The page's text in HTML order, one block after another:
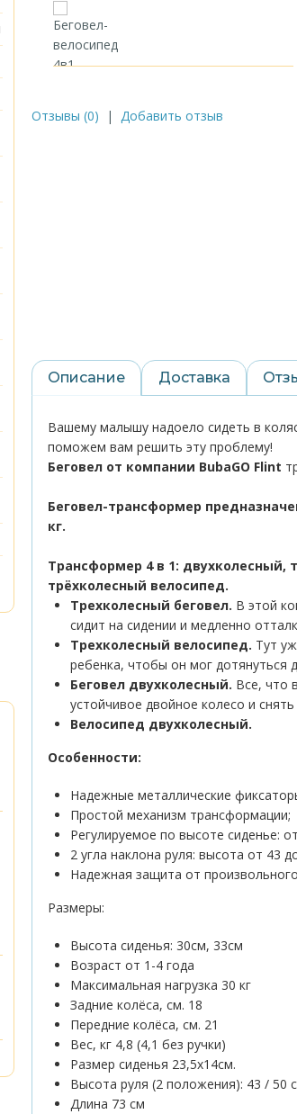
Отзывы (0) |Добавить отзыв
Описание Доставка
Вашему малышу надоело сидеть в
поможем вам решить эту проблему!
Беговел от компании BubaGO Flint
Беговел-трансформер
кг.
Трансформер 4 в 1: двухколесный,
трёхколесный велосипед.
Трехколесный беговел. В этой
сидит на сидении и медленно
Трехколесный велосипед. Тут
ребенка, чтобы он мог дотянуться
Беговел двухколесный. Все, что
устойчивое двойное колесо и
Велосипед двухколесный.
Особенности:
Надежные металлические
Простой механизм трансформации;
Регулируемое по высоте сиденье:
2 угла наклона руля: высота от 43
Надежная защита от
Размеры:
Высота сиденья: 30см, 33см
Возраст от 1-4 года
Максимальная нагрузка 30 кг
Задние колёса, см. 18
Передние колёса, см. 21
Вес, кг 4,8 (4,1 без ручки)
Размер сиденья 23,5х14см.
Высота руля (2 положения): 43 / 50
Длина 73 см